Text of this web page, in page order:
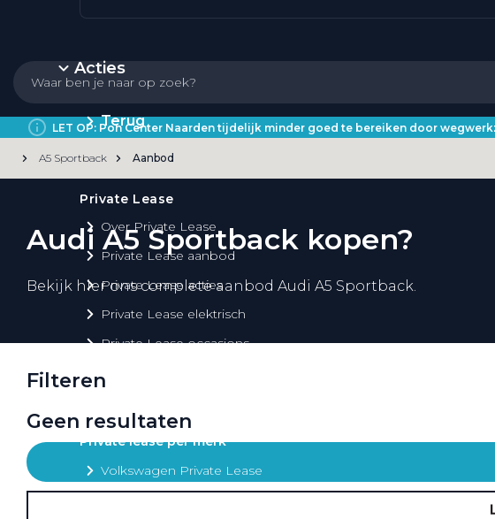
Acties
Terug
Private Lease
Over Private Lease
Private Lease aanbod
Private Lease acties
Private Lease elektrisch
Private Lease occasions
Private lease per merk
Volkswagen Private Lease
LET OP: Pon Center Naarden tijdelijk minder goed te bereiken door
A5 Sportback Aanbod
Audi A5 Sportback kopen?
Bekijk hier ons complete aanbod Audi A5 Sportback.
Filteren
Geen resultaten